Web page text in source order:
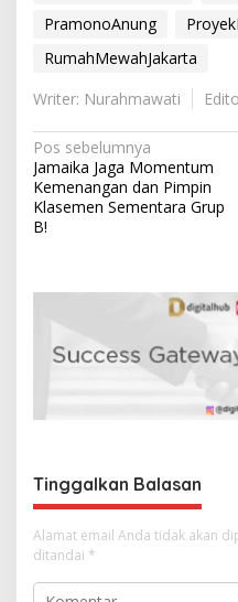
PramonoAnung
RumahMewahJakarta
Writer: Nurahmawati
N
a
v
o
Pos sebelumnya
Jamaika Jaga Momentum
Kemenangan dan Pimpin
Klasemen Sementara Grup
B!
Tinggalkan Balasan
Alamat email Anda tidak akan
ditandai *